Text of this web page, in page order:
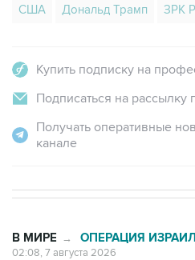
США Дональд Трамп ЗРК
Купить подписку на
Подписаться на рассылку
Получать оперативные
канале
В МИРЕ → ОПЕРАЦИЯ
02:08, 7 августа 2026